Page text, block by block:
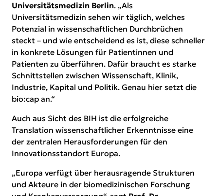
Universitätsmedizin Berlin. „Als
Universitätsmedizin sehen wir täglich, welches
Potenzial in wissenschaftlichen Durchbrüchen
steckt – und wie entscheidend es ist, diese schneller
in konkrete Lösungen für Patientinnen und
Patienten zu überführen. Dafür braucht es starke
Schnittstellen zwischen Wissenschaft, Klinik,
Industrie, Kapital und Politik. Genau hier setzt die
bio:cap an.“
Auch aus Sicht des BIH ist die erfolgreiche
Translation wissenschaftlicher Erkenntnisse eine
der zentralen Herausforderungen für den
Innovationsstandort Europa.
„Europa verfügt über herausragende Strukturen
und Akteure in der biomedizinischen Forschung